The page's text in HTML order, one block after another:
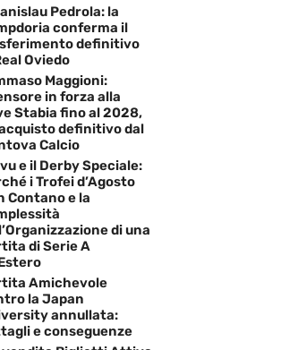
Pedrola: la
conferma il
definitivo
Oviedo
Maggioni:
in forza alla
Stabia fino al 2028,
definitivo dal
Calcio
e il Derby Speciale:
i Trofei d’Agosto
Contano e la
di una
di Serie A
Amichevole
la Japan
annullata:
e conseguenze